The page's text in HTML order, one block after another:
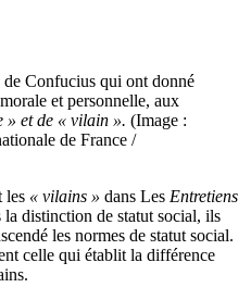
de Confucius qui ont donné
et personnelle, aux
» et de « vilain ». (Image :
de France /
les « vilains » dans Les Entretiens
distinction de statut social, ils
les normes de statut social.
celle qui établit la différence